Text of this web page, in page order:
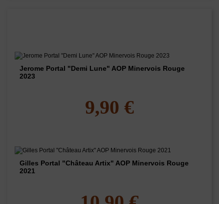
Jerome Portal "Demi Lune" AOP Minervois Rouge
2023
9,90 €
Gilles Portal "Château Artix" AOP Minervois Rouge
2021